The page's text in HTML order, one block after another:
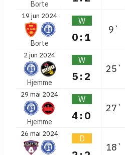
Borte
19 jun 2024
Borte
W
0:1
9`
2 jun 2024
Hjemme
W
5:2
25`
29 mai 2024
Hjemme
W
4:0
27`
26 mai 2024 D
18`